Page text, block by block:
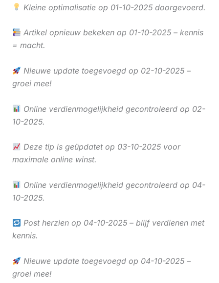
Kleine optimalisatie op 01-10-2025 doorgevoerd.
Artikel opnieuw bekeken op 01-10-2025 – kennis
= macht.
Nieuwe update toegevoegd op 02-10-2025 –
groei mee!
Online verdienmogelijkheid gecontroleerd op 02-
10-2025.
Deze tip is geüpdatet op 03-10-2025 voor
maximale online winst.
Online verdienmogelijkheid gecontroleerd op 04-
10-2025.
Post herzien op 04-10-2025 – blijf verdienen met
kennis.
Nieuwe update toegevoegd op 04-10-2025 –
groei mee!